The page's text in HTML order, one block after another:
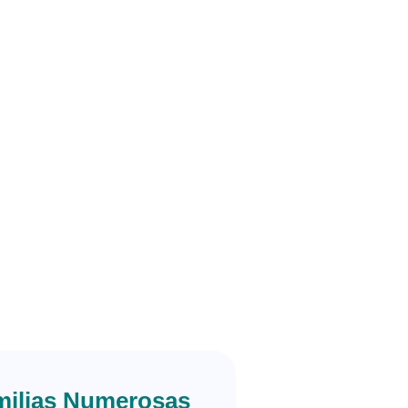
Numerosas